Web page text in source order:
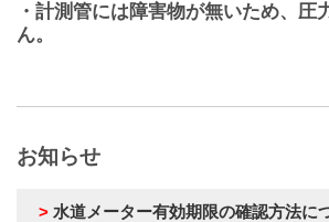
・計測管には障害物が無いため、圧
ん。
お知らせ
> 水道メーター有効期限の確認方法に